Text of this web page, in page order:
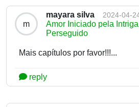
m
mayara silva 2024-04-
Amor Iniciado pela Intriga
Perseguido
Mais capítulos por favor!!!...
reply